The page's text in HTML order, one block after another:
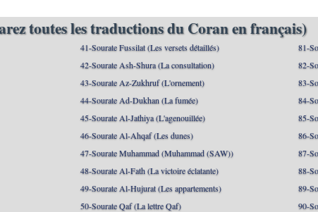
toutes les traductions du Coran en français)
41-Sourate Fussilat (Les versets détaillés)
42-Sourate Ash-Shura (La consultation)
43-Sourate Az-Zukhruf (L'ornement)
44-Sourate Ad-Dukhan (La fumée)
45-Sourate Al-Jathiya (L'agenouillée)
46-Sourate Al-Ahqaf (Les dunes)
47-Sourate Muhammad (Muhammad (SAW))
48-Sourate Al-Fath (La victoire éclatante)
49-Sourate Al-Hujurat (Les appartements)
50-Sourate Qaf (La lettre Qaf)
81-
82-
83-
84-
85-
86-
87-
88-
89-
90-